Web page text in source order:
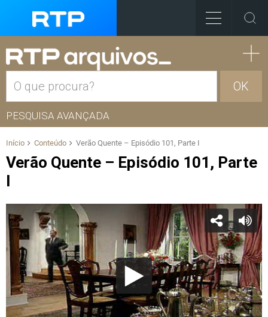
OK
PESQUISA AVANÇADA
Início Conteúdo Verão Quente – Episódio 101, Parte I
Verão Quente – Episódio 101, Parte
I